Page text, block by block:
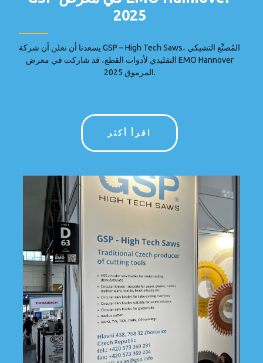
2025
يسعدنا أن نعلن أن شركة GSP – High Tech Saws، المُصنِّع التشيكي
التقليدي لأدوات القطع، قد شاركت في معرض EMO Hannover
2025 المرموق.
اقرأ أكثر